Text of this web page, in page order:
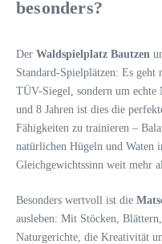
besonders?
Der Waldspielplatz Bautzen
Standard-Spielplätzen: Es
TÜV-Siegel, sondern um
und 8 Jahren ist dies die
Fähigkeiten zu trainieren –
natürlichen Hügeln und Waten
Gleichgewichtssinn weit mehr
Besonders wertvoll ist die
ausleben: Mit Stöcken,
Naturgerichte, die Kreativität